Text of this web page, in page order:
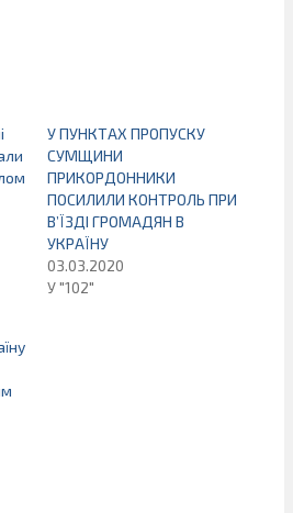
У ПУНКТАХ ПРОПУСКУ
СУМЩИНИ
ПРИКОРДОННИКИ
ПОСИЛИЛИ КОНТРОЛЬ ПРИ
В’ЇЗДІ ГРОМАДЯН В
УКРАЇНУ
03.03.2020
У "102"